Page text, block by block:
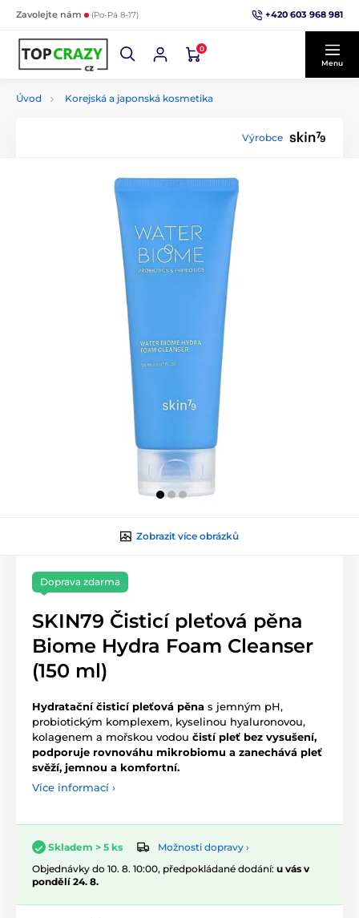
Zavolejte nám (Po-Pá 8-17) +420 603 968 981
0
Menu
Úvod Korejská a japonská kosmetika
Výrobce
Zobrazit více obrázků
Doprava zdarma
SKIN79 Čisticí pleťová pěna
Biome Hydra Foam Cleanser
(150 ml)
Hydratační čisticí pleťová pěna s jemným pH,
probiotickým komplexem, kyselinou hyaluronovou,
kolagenem a mořskou vodou čistí pleť bez vysušení,
podporuje rovnováhu mikrobiomu a zanechává pleť
svěží, jemnou a komfortní.
Více informací ›
Skladem > 5 ks
Možnosti dopravy ›
Objednávky do 10. 8. 10:00, předpokládané dodání: u vás v
pondělí 24. 8.